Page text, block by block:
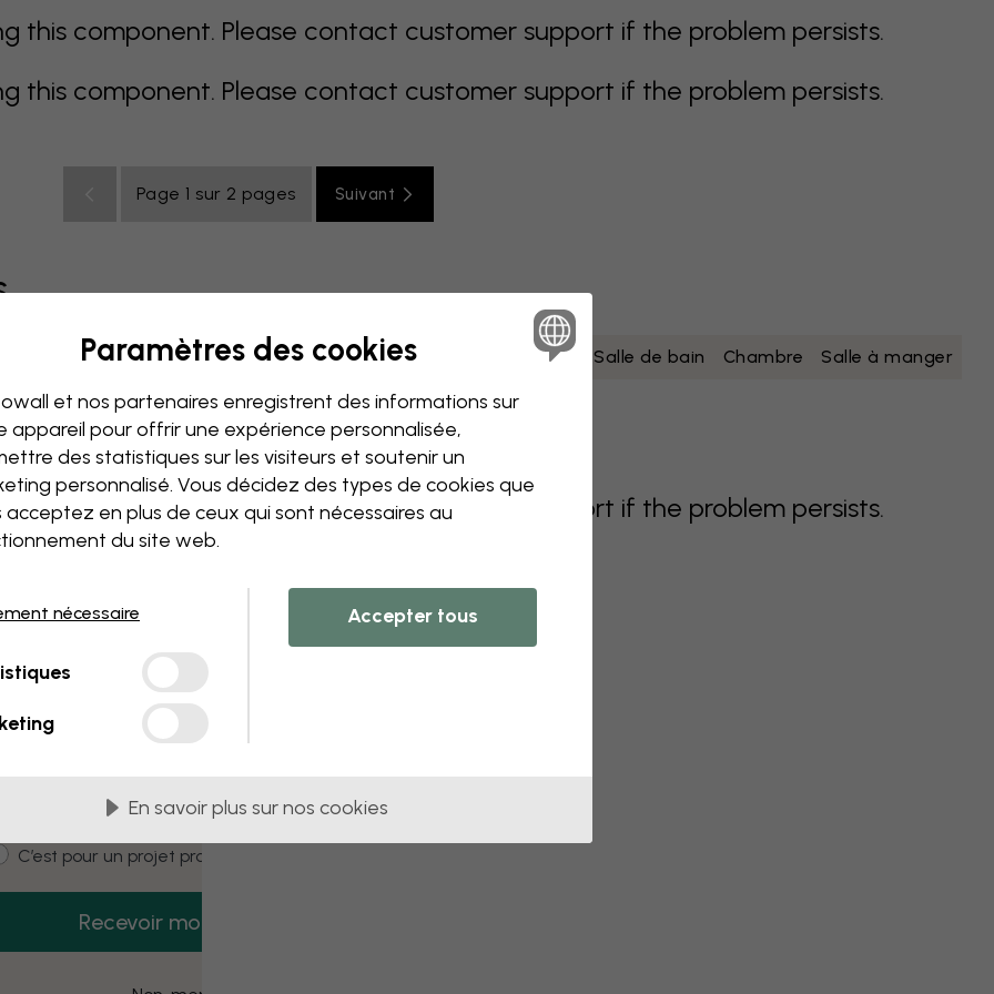
this component. Please contact customer support if the problem persists.
this component. Please contact customer support if the problem persists.
Page 1 sur 2 pages Suivant
orange rose mauve rouge turquoise jaune Salle de bain Chambre Salle à manger
bébé Bureau Chambre ado Plafond
this component. Please contact customer support if the problem persists.
3 échantillons offerts
Recevez 3 échantillons gratuits dès
aujourd’hui.
type
C’est pour un projet pro
Recevoir mon code
Paramètres des cookies
et nos partenaires enregistrent des informations sur
appareil pour offrir une expérience personnalisée,
des statistiques sur les visiteurs et soutenir un
personnalisé. Vous décidez des types de cookies que
acceptez en plus de ceux qui sont nécessaires au
du site web.
nécessaire Accepter tous
En savoir plus sur nos cookies